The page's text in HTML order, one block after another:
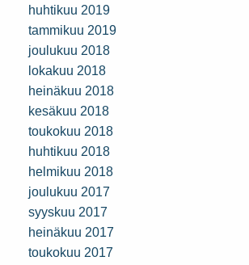
huhtikuu 2019
tammikuu 2019
joulukuu 2018
lokakuu 2018
heinäkuu 2018
kesäkuu 2018
toukokuu 2018
huhtikuu 2018
helmikuu 2018
joulukuu 2017
syyskuu 2017
heinäkuu 2017
toukokuu 2017